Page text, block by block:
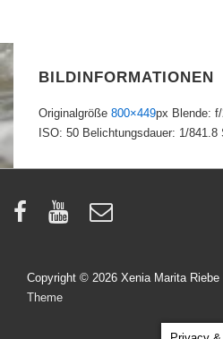
BILDINFORMATIONEN
Originalgröße 800×449px Blende:
ISO: 50 Belichtungsdauer: 1/841.8
Copyright © 2026 Xenia Marita Riebe
Theme